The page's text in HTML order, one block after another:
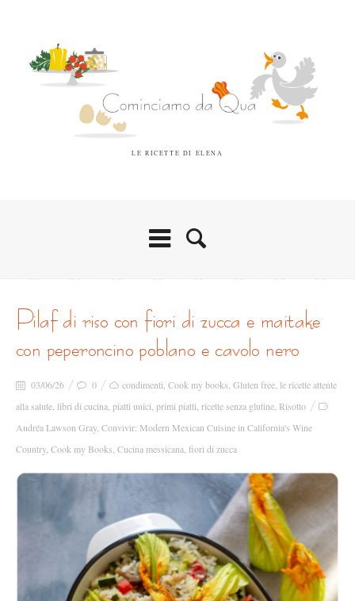
LE RICETTE DI ELENA
pilaf di riso con fiori di zucca e maitake
con peperoncino poblano e cavolo nero
03/06/26 0 condimenti Cook my books Gluten free le ricette attente
alla salute libri di cucina piatti unici primi piatti ricette senza glutine Risotto
Andréa Lawson Gray, Convivir: Modern Mexican Cuisine in California's Wine
Country, Cook my Books Cucina messicana fiori di zucca